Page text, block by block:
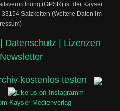
(GPSR) ist der Kayser
Salzkotten (Weitere Daten im
Datenschutz | Lizenzen
Newsletter